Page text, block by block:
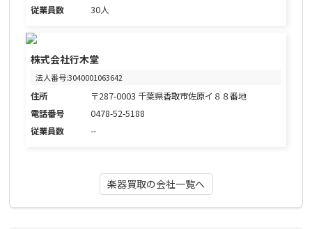
従業員数
30人
株式会社行木堂
法人番号:3040001063642
住所
〒287-0003 千葉県香取市佐原イ８８番地
電話番号
0478-52-5188
従業員数
--
楽器買取の会社一覧へ